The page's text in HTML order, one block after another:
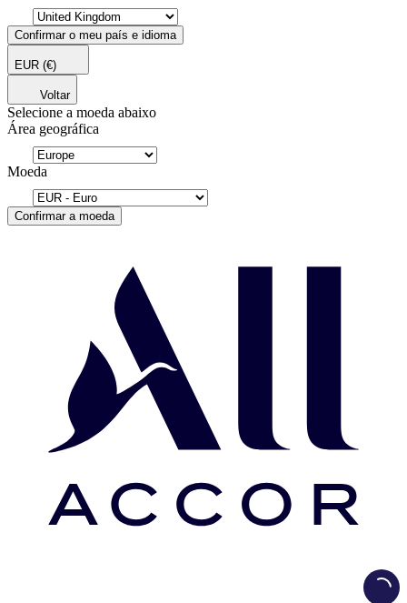
Confirmar o meu país e idioma
EUR (€)
Voltar
Selecione a moeda abaixo
Área geográfica
Moeda
Confirmar a moeda